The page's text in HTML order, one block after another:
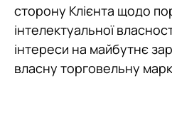
сторону Клієнта щодо
інтелектуальної
інтереси на майбутнє
власну торговельну